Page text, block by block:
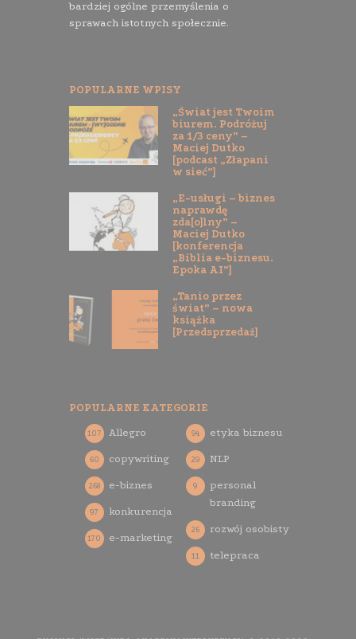
bardziej ogólne przemyślenia o
sprawach istotnych społecznie.
POPULARNE WPISY
„Świat jest Twoim
biurem. Podróżuj
za 1/3 ceny” –
Maciej Dutko
[podcast „Złapani
w sieć”]
„E-usługi – biznes
naprawdę
zda[o]lny” –
Maciej Dutko
[konferencja
„Biblia e-biznesu.
Epoka AI”]
„Tanio przez
świat” – nowa
książka
[Przedsprzedaż]
POPULARNE KATEGORIE
Allegro
107
copywriting
60
e-biznes
268
konkurencja
97
e-marketing
170
etyka biznesu
94
NLP
29
personal
branding
9
rozwój osobisty
26
telepraca
11